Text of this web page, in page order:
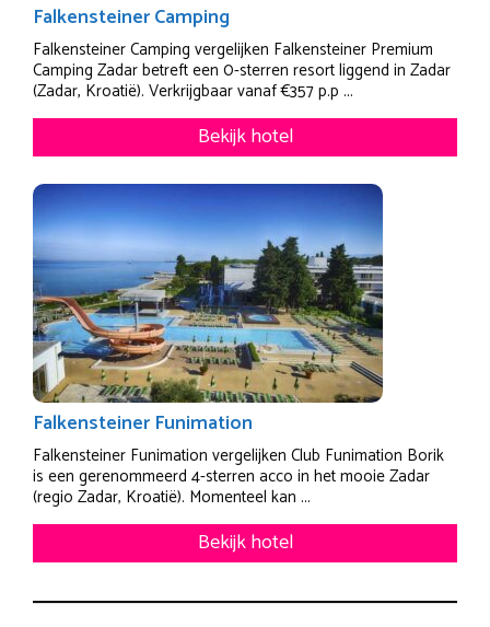
Falkensteiner Camping
Falkensteiner Camping vergelijken Falkensteiner Premium
Camping Zadar betreft een 0-sterren resort liggend in Zadar
(Zadar, Kroatië). Verkrijgbaar vanaf €357 p.p ...
Bekijk hotel
Falkensteiner Funimation
Falkensteiner Funimation vergelijken Club Funimation Borik
is een gerenommeerd 4-sterren acco in het mooie Zadar
(regio Zadar, Kroatië). Momenteel kan ...
Bekijk hotel